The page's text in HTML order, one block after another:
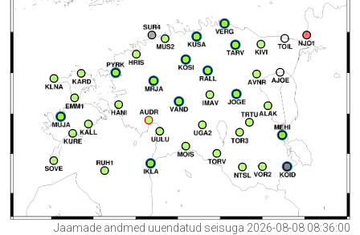
Jaamade andmed uuendatud seisuga 2026-08-08 08:36:00